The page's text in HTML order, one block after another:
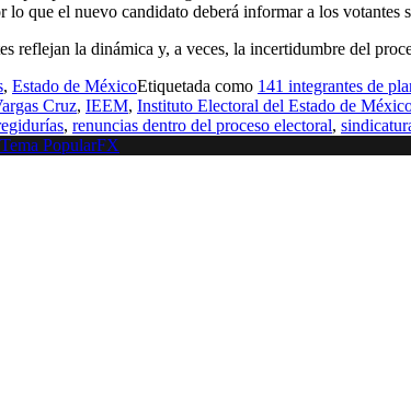
que el nuevo candidato deberá informar a los votantes
reflejan la dinámica y, a veces, la incertidumbre del
, Estado de MéxicoEtiquetada como 141 integrantes de
Cruz, IEEM, Instituto Electoral del Estado de
, renuncias dentro del proceso electoral,
Tema PopularFX